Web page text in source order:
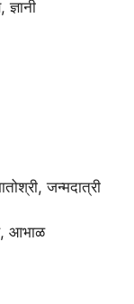
जन्मदात्री
आभाळ